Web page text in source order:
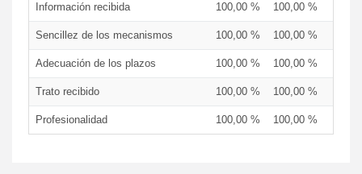
Información recibida 100,00 % 100,00 %
Sencillez de los mecanismos 100,00 % 100,00 %
Adecuación de los plazos 100,00 % 100,00 %
Trato recibido 100,00 % 100,00 %
Profesionalidad 100,00 % 100,00 %